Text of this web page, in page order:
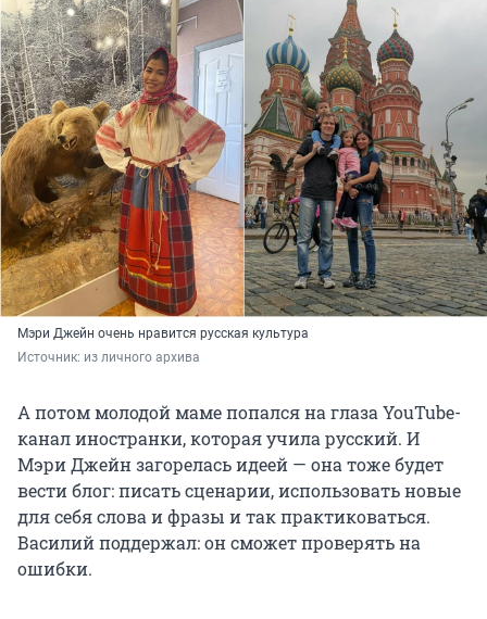
Мэри Джейн очень нравится русская культура
Источник: из личного архива
А потом молодой маме попался на глаза YouTube-
канал иностранки, которая учила русский. И
Мэри Джейн загорелась идеей — она тоже будет
вести блог: писать сценарии, использовать новые
для себя слова и фразы и так практиковаться.
Василий поддержал: он сможет проверять на
ошибки.